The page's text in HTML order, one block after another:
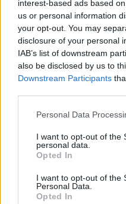
interest-based ads based
us or personal information
your opt-out. You may
disclosure of your personal
IAB’s list of downstream
also be disclosed by us to
Downstream Participants
Personal Data
I want to opt-out of the
personal data.
Opted In
I want to opt-out of the
Personal Data.
Opted In
Akkumulátor
2,4 millió
németek,
gyártókat